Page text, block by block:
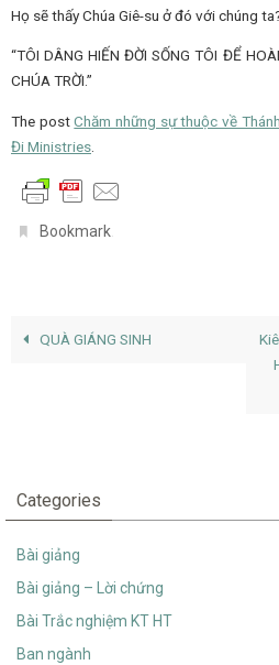
Họ sẽ thấy Chúa Giê-su ở đó với chúng
“TÔI DÂNG HIẾN ĐỜI SỐNG TÔI ĐỂ
CHÚA TRỜI.”
The postChăm những sự thuộc về Thánh
Đi Ministries
Bookmark
QUÀ GIÁNG SINH
Categories
Bài giảng
Bài giảng – Lời chứng
Bài Trắc nghiệm KT HT
Ban ngành